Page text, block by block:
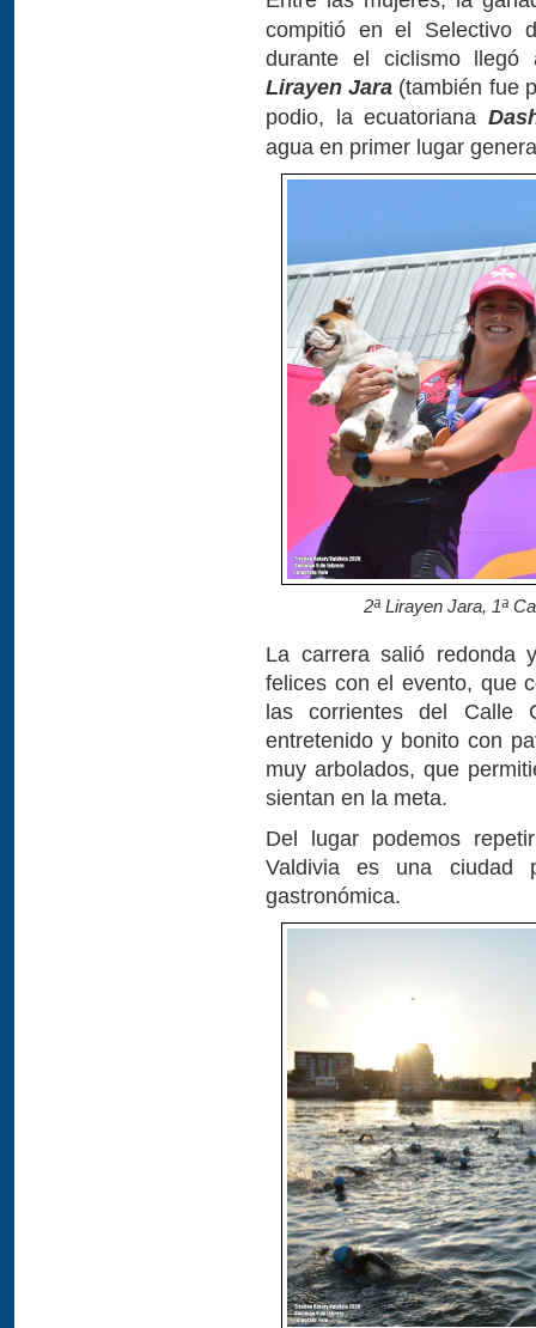
compitió en el Selectivo
durante el ciclismo
Lirayen Jara (también fue
podio, la ecuatoriana
agua en primer lugar
2ª Lirayen Jara, 1ª
La carrera salió redonda
felices con el evento, que
las corrientes del
entretenido y bonito con
muy arbolados, que
sientan en la meta.
Del lugar podemos
Valdivia es una ciudad
gastronómica.